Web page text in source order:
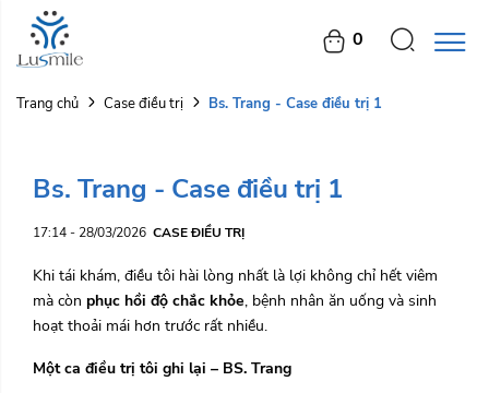
0
Trang chủ Case điều trị Bs. Trang - Case điều trị 1
Bs. Trang - Case điều trị 1
17:14 - 28/03/2026 CASE ĐIỀU TRỊ
Khi tái khám, điều tôi hài lòng nhất là lợi không chỉ hết viêm
mà còn phục hồi độ chắc khỏe, bệnh nhân ăn uống và sinh
hoạt thoải mái hơn trước rất nhiều.
Một ca điều trị tôi ghi lại – BS. Trang